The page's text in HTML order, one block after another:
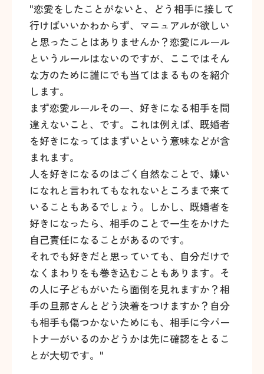
"恋愛をしたことがないと、どう相手に接して
行けばいいかわからず、マニュアルが欲しい
と思ったことはありませんか？恋愛にルール
というルールはないのですが、ここではそん
な方のために誰にでも当てはまるものを紹介
します。
まず恋愛ルールその一、好きになる相手を間
違えないこと、です。これは例えば、既婚者
を好きになってはまずいという意味などが含
まれます。
人を好きになるのはごく自然なことで、嫌い
になれと言われてもなれないところまで来て
いることもあるでしょう。しかし、既婚者を
好きになったら、相手のことで一生をかけた
自己責任になることがあるのです。
それでも好きだと思っていても、自分だけで
なくまわりをも巻き込むこともあります。そ
の人に子どもがいたら面倒を見れますか？相
手の旦那さんとどう決着をつけますか？自分
も相手も傷つかないためにも、相手に今パー
トナーがいるのかどうかは先に確認をとるこ
とが大切です。"